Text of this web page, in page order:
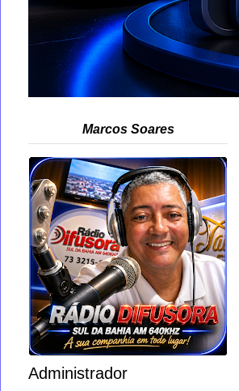
Marcos Soares
Administrador